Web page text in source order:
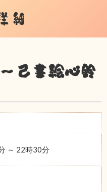
細
己書絵心鈴
～ 22時30分